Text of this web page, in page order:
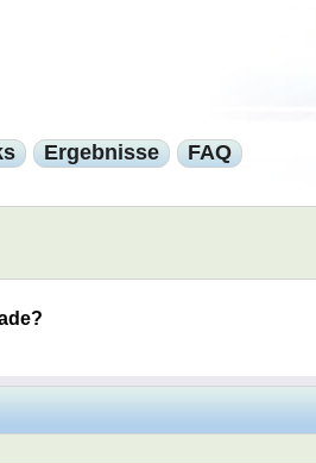
Ergebnisse FAQ